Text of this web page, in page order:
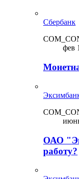
Сбербанк
фев
ОАО
работу?